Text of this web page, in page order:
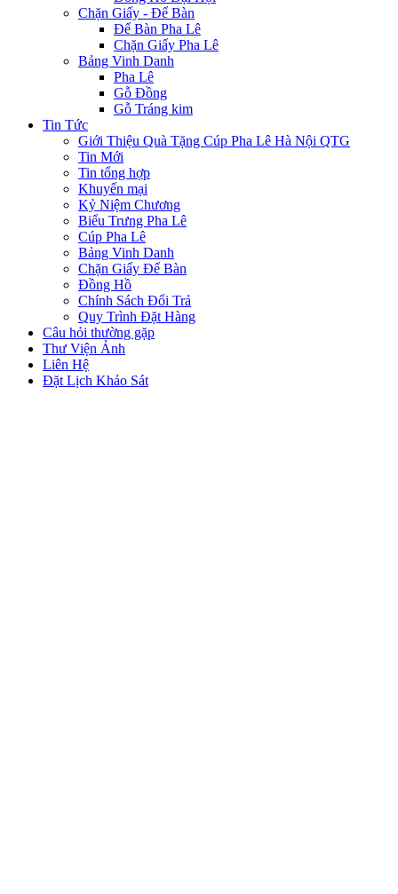
Chặn Giấy - Để Bàn
Để Bàn Pha Lê
Chặn Giấy Pha Lê
Bảng Vinh Danh
Pha Lê
Gỗ Đồng
Gỗ Tráng kim
Tin Tức
Giới Thiệu Quà Tặng Cúp Pha Lê Hà Nội QTG
Tin Mới
Tin tổng hợp
Khuyến mại
Kỷ Niệm Chương
Biểu Trưng Pha Lê
Cúp Pha Lê
Bảng Vinh Danh
Chặn Giấy Để Bàn
Đồng Hồ
Chính Sách Đổi Trả
Quy Trình Đặt Hàng
Câu hỏi thường gặp
Thư Viện Ảnh
Liên Hệ
Đặt Lịch Khảo Sát